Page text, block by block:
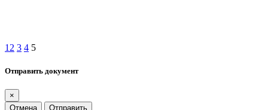
1 2 3 4 5
Отправить документ
×
Отмена
Отправить